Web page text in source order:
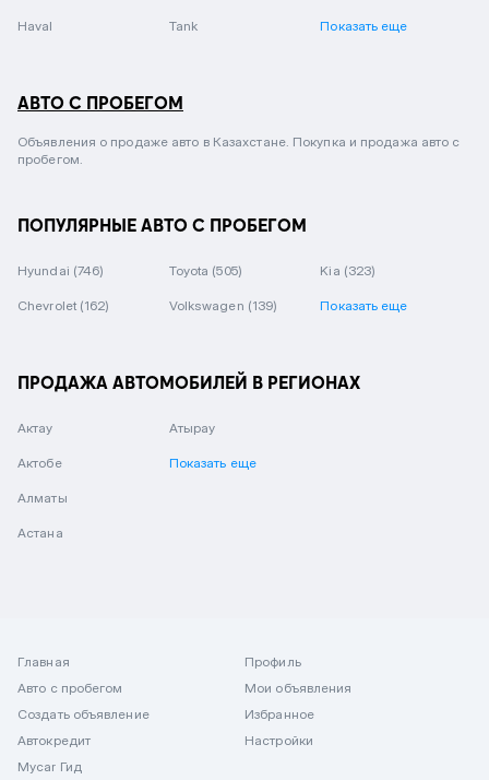
Haval Tank Показать еще
АВТО С ПРОБЕГОМ
Объявления о продаже авто в Казахстане. Покупка и продажа авто с
пробегом.
ПОПУЛЯРНЫЕ АВТО С ПРОБЕГОМ
Hyundai (746) Toyota (505) Kia (323)
Chevrolet (162) Volkswagen (139) Показать еще
ПРОДАЖА АВТОМОБИЛЕЙ В РЕГИОНАХ
Актау
Актобе
Алматы
Астана
Атырау
Показать еще
Главная
Авто с пробегом
Создать объявление
Автокредит
Mycar Гид
Профиль
Мои объявления
Избранное
Настройки